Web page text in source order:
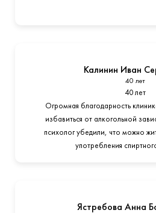
Калинин Иван
40 лет
40 лет
Огромная благодарность
избавиться от алкогольной
психолог убедили, что можно
употребления
Ястребова Анна